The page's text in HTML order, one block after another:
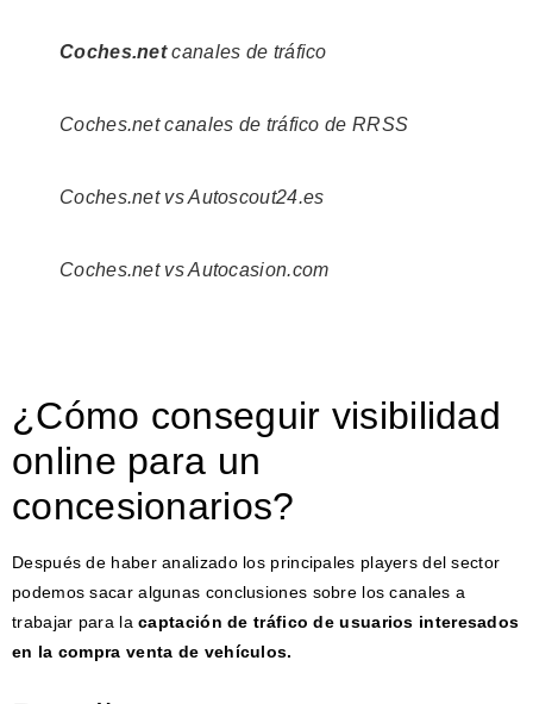
Coches.netcanales de tráfico
Coches.net canales de tráfico de RRSS
Coches.net vs Autoscout24.es
Coches.net vs Autocasion.com
¿Cómo conseguir visibilidad
online para un
concesionarios?
Después de haber analizado los principales players del sector
podemos sacar algunas conclusiones sobre los canales a
trabajar para lacaptación de tráfico de usuarios interesados
en la compra venta de vehículos.